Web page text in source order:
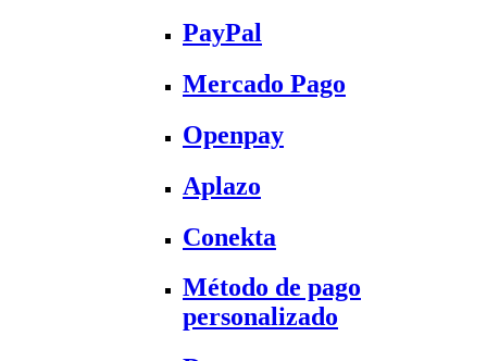
PayPal
Mercado Pago
Openpay
Aplazo
Conekta
Método de pago
personalizado